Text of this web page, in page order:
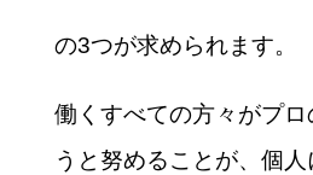
の3つが求められます。
働くすべての方々がプ
うと努めることが、個